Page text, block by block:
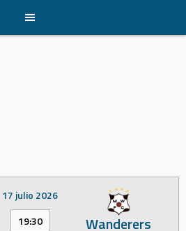
Wanderers
17 julio 2026
19:30